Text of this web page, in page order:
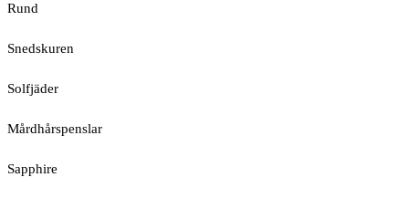
Rund
Snedskuren
Solfjäder
Mårdhårspenslar
Sapphire